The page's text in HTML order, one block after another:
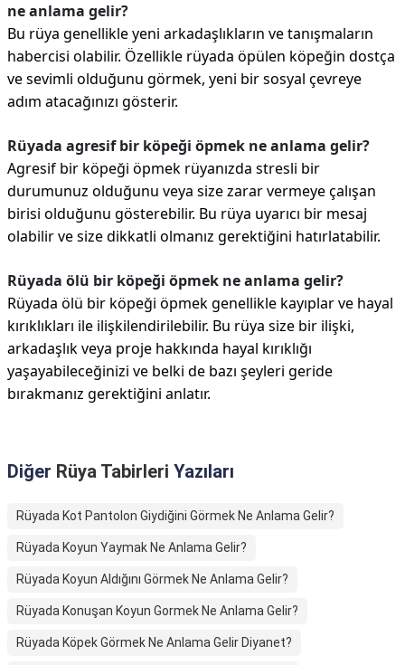
ne anlama gelir?
Bu rüya genellikle yeni arkadaşlıkların ve tanışmaların
habercisi olabilir. Özellikle rüyada öpülen köpeğin dostça
ve sevimli olduğunu görmek, yeni bir sosyal çevreye
adım atacağınızı gösterir.
Rüyada agresif bir köpeği öpmek ne anlama gelir?
Agresif bir köpeği öpmek rüyanızda stresli bir
durumunuz olduğunu veya size zarar vermeye çalışan
birisi olduğunu gösterebilir. Bu rüya uyarıcı bir mesaj
olabilir ve size dikkatli olmanız gerektiğini hatırlatabilir.
Rüyada ölü bir köpeği öpmek ne anlama gelir?
Rüyada ölü bir köpeği öpmek genellikle kayıplar ve hayal
kırıklıkları ile ilişkilendirilebilir. Bu rüya size bir ilişki,
arkadaşlık veya proje hakkında hayal kırıklığı
yaşayabileceğinizi ve belki de bazı şeyleri geride
bırakmanız gerektiğini anlatır.
Diğer Rüya Tabirleri Yazıları
Rüyada Kot Pantolon Giydiğini Görmek Ne Anlama Gelir?
Rüyada Koyun Yaymak Ne Anlama Gelir?
Rüyada Koyun Aldığını Görmek Ne Anlama Gelir?
Rüyada Konuşan Koyun Gormek Ne Anlama Gelir?
Rüyada Köpek Görmek Ne Anlama Gelir Diyanet?